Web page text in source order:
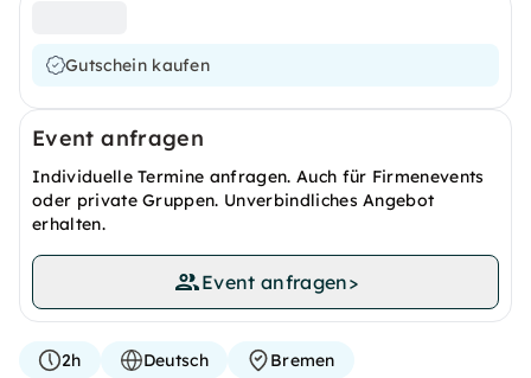
Gutschein kaufen
Event anfragen
Individuelle Termine anfragen. Auch für Firmenevents
oder private Gruppen. Unverbindliches Angebot
erhalten.
Event anfragen>
2h Deutsch Bremen